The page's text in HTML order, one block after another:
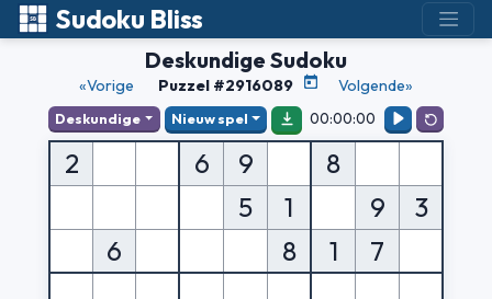
Sudoku Bliss
Deskundige Sudoku
«Vorige Puzzel #2916089 Volgende»
Deskundige Nieuw spel 00:00:00
2 6 9
8
5
1 9
3
6
8 1 7